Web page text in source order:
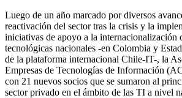
Luego de un año marcado por diversos
reactivación del sector tras la crisis y la
iniciativas de apoyo a la internacionalización
tecnológicas nacionales -en Colombia y
de la plataforma internacional Chile-IT-, la
Empresas de Tecnologías de Información
con 21 nuevos socios que se sumaron al
sector privado en el ámbito de las TI a nivel